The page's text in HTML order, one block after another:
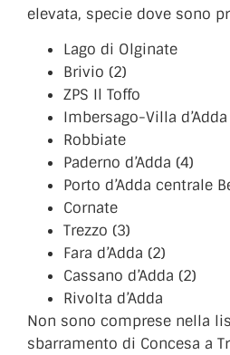
elevata, specie dove sono
Lago di Olginate
Brivio (2)
ZPS Il Toffo
Imbersago-Villa d’Adda
Robbiate
Paderno d’Adda (4)
Porto d’Adda centrale
Cornate
Trezzo (3)
Fara d’Adda (2)
Cassano d’Adda (2)
Rivolta d’Adda
Non sono comprese nella
sbarramento di Concesa a